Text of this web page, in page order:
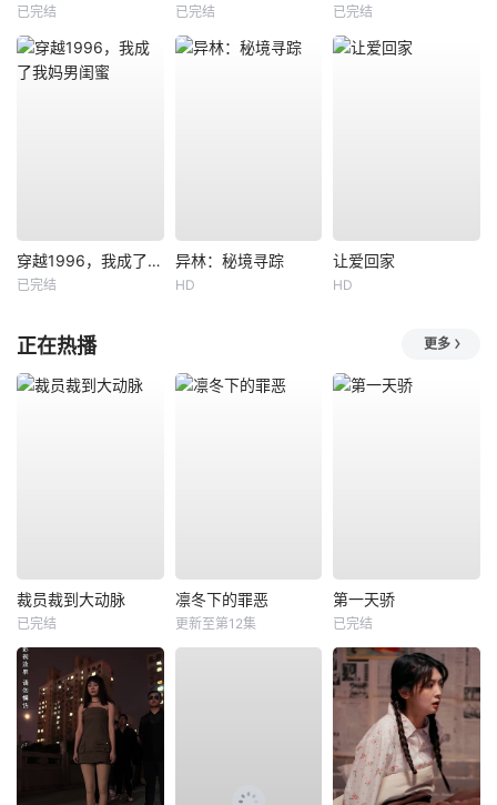
已完结 已完结 已完结
穿越1996，我成了我妈男闺蜜
已完结
异林：秘境寻踪
HD
让爱回家
HD
正在热播 更多
裁员裁到大动脉
已完结
凛冬下的罪恶
更新至第12集
第一天骄
已完结